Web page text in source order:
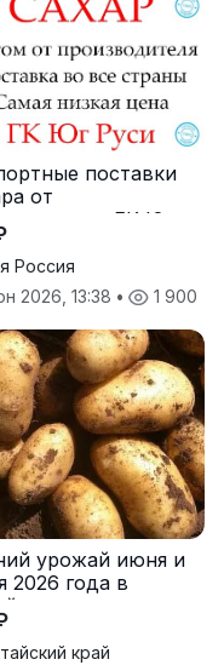
поставки
от
ГК Юг
Россия
2026, 13:38 • 1 900
урожай июня и
2026 года в
крае
край